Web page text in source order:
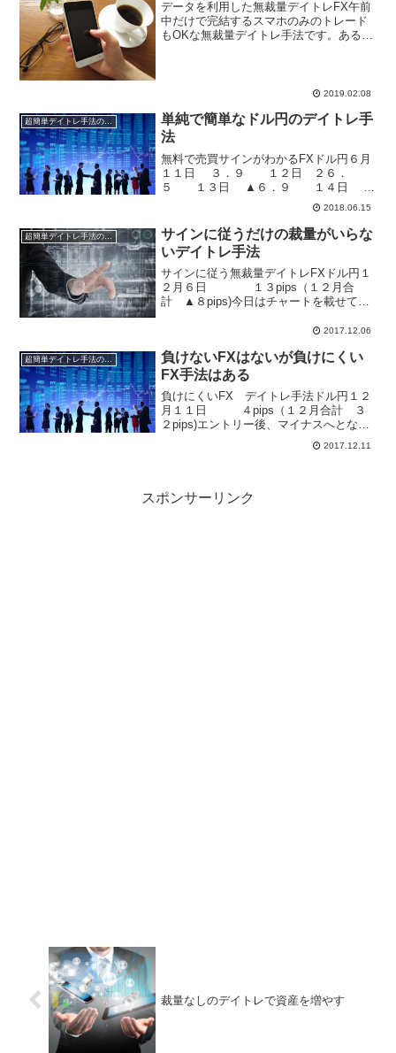
データを利用した無裁量デイトレFX午前
中だけで完結するスマホのみのトレード
もOKな無裁量デイトレ手法です。あるデ
2019.02.08
超簡単デイトレ手法の成績
単純で簡単なドル円のデイトレ手
法
無料で売買サインがわかるFXドル円６月
１１日 ３．９ １２日 ２６．
５ １３日 ▲６．９ １４日 ▲
５．１ １５ ▲１０．２ （６月合
計 １６．８pips)サイン判断は誰が見て
も明白なデータを利用します。チャート
を分析するこ...
2018.06.15
サインに従うだけの裁量がいらな
いデイトレ手法
サインに従う無裁量デイトレFXドル円１
２月６日 １３pips（１２月合
計 ▲８pips)今日はチャートを載せてみ
通りの素直な動きでした。サインの根拠
２５先物の寄...
2017.12.06
負けないFXはないが負けにくい
FX手法はある
負けにくいFX デイトレ手法ドル円１２
月１１日 ４pips（１２月合計 ３
２pips)エントリー後、マイナスへとなり
ましたが、決済時間に向けてプラスへと
転換していきました。なかなか負けにく
2017.12.11
スポンサーリンク
裁量なしのデイトレで資産を増やす